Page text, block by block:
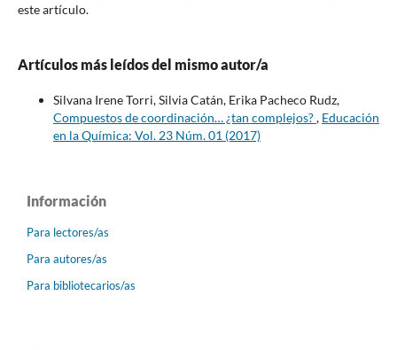
este artículo.
Artículos más leídos del mismo autor/a
Silvana Irene Torri, Silvia Catán, Erika Pacheco Rudz,
Compuestos de coordinación… ¿tan complejos?, Educación
en la Química: Vol. 23 Núm. 01 (2017)
Información
Para lectores/as
Para autores/as
Para bibliotecarios/as